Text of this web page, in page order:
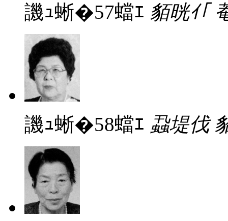
譏ｭ蜥�57蟷ｴ 貊晄ｲ｢
譏ｭ蜥�58蟷ｴ 蝨堤伐